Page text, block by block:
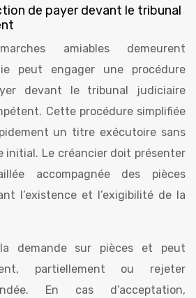
de payer devant le tribunal
amiables demeurent
peut engager une procédure
devant le tribunal judiciaire
Cette procédure simplifiée
un titre exécutoire sans
initial. Le créancier doit présenter
accompagnée des pièces
l’existence et l’exigibilité de la
demande sur pièces et peut
partiellement ou rejeter
En cas d’acceptation,